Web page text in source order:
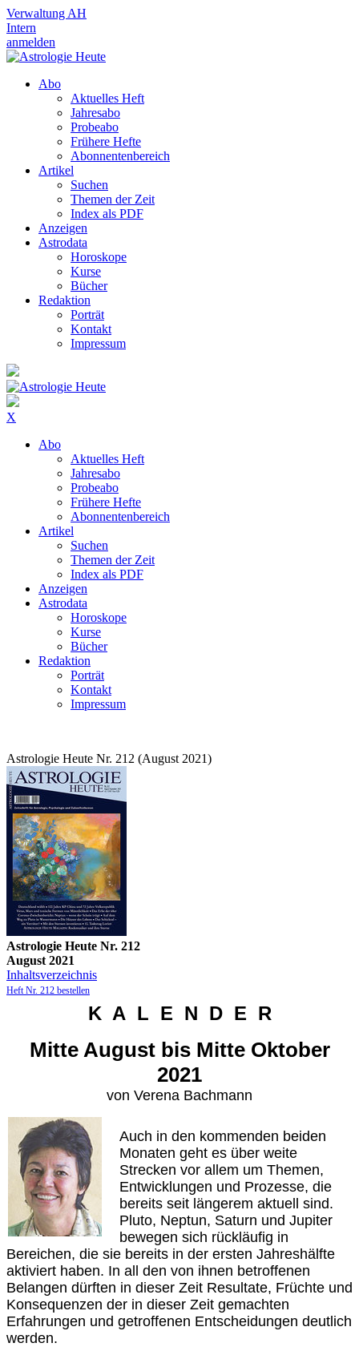
Verwaltung AH
Intern
anmelden
Abo
Aktuelles Heft
Jahresabo
Probeabo
Frühere Hefte
Abonnentenbereich
Artikel
Suchen
Themen der Zeit
Index als PDF
Anzeigen
Astrodata
Horoskope
Kurse
Bücher
Redaktion
Porträt
Kontakt
Impressum
X
Abo
Aktuelles Heft
Jahresabo
Probeabo
Frühere Hefte
Abonnentenbereich
Artikel
Suchen
Themen der Zeit
Index als PDF
Anzeigen
Astrodata
Horoskope
Kurse
Bücher
Redaktion
Porträt
Kontakt
Impressum
Astrologie Heute Nr. 212 (August 2021)
Astrologie Heute Nr. 212
August 2021
Inhaltsverzeichnis
Heft Nr. 212 bestellen
K A L E N D E R
Mitte Augustbis Mitte Oktober
2021
von Verena Bachmann
Auch in den kommenden beiden
Monaten geht es über weite
Strecken vor allem um Themen,
Entwicklungen und Prozesse, die
bereits seit längerem aktuell sind.
Pluto, Neptun, Saturn und Jupiter
bewegen sich rückläufig in
Bereichen, die sie bereits in der ersten Jahreshälfte
aktiviert haben. In all den von ihnen betroffenen
Belangen dürften in dieser Zeit Resultate, Früchte und
Konsequenzen der in dieser Zeit gemachten
Erfahrungen und getroffenen Entscheidungen deutlich
werden.